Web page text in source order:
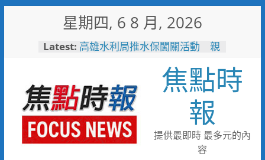
星期四, 6 8 月, 2026
Latest: 高雄水利局推水保闖關活動 親
洗腎總是皮膚癢、骨頭痛？醫：
恐是副甲狀腺失控警訊
聚眾鬥毆造成二人掛彩 警二分
局火速連逮六嫌
陳姓補教老師偷拍女學生案 更
一審卅九罪全輕判
「不好意思麻煩別人」惹人心
疼！鳳雄暖警化身守護者護送返
焦點時
報
提供最即時 最多元的內
容